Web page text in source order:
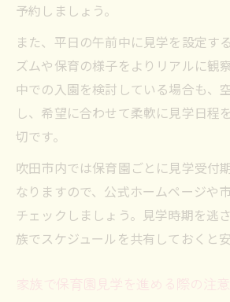
予約しましょう。
また、平日の午前中に見学を設定す
ズムや保育の様子をよりリアルに観
中での入園を検討している場合も、
し、希望に合わせて柔軟に見学日程
切です。
吹田市内では保育園ごとに見学受付
なりますので、公式ホームページや
チェックしましょう。見学時期を逃
族でスケジュールを共有しておくと安
家族で保育園見学を進める際の注